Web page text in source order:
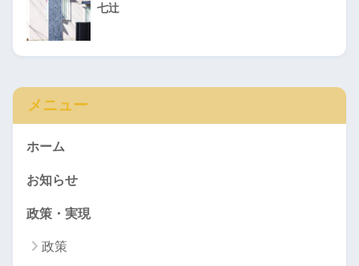
七辻
メニュー
ホーム
お知らせ
政策・実現
政策